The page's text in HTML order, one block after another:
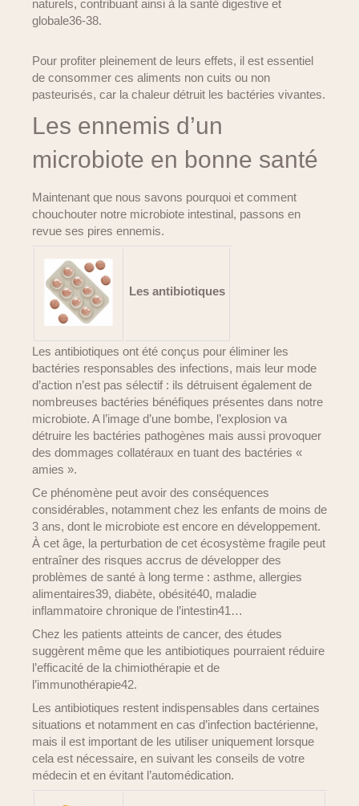
naturels, contribuant ainsi à la santé digestive et
globale36-38.
Pour profiter pleinement de leurs effets, il est essentiel
de consommer ces aliments non cuits ou non
pasteurisés, car la chaleur détruit les bactéries vivantes.
Les ennemis d’un
microbiote en bonne santé
Maintenant que nous savons pourquoi et comment
chouchouter notre microbiote intestinal, passons en
revue ses pires ennemis.
Les antibiotiques
Les antibiotiques ont été conçus pour éliminer les
bactéries responsables des infections, mais leur mode
d’action n’est pas sélectif : ils détruisent également de
nombreuses bactéries bénéfiques présentes dans notre
microbiote. A l’image d’une bombe, l’explosion va
détruire les bactéries pathogènes mais aussi provoquer
des dommages collatéraux en tuant des bactéries «
amies ».
Ce phénomène peut avoir des conséquences
considérables, notamment chez les enfants de moins de
3 ans, dont le microbiote est encore en développement.
À cet âge, la perturbation de cet écosystème fragile peut
entraîner des risques accrus de développer des
problèmes de santé à long terme : asthme, allergies
alimentaires39, diabète, obésité40, maladie
inflammatoire chronique de l’intestin41…
Chez les patients atteints de cancer, des études
suggèrent même que les antibiotiques pourraient réduire
l’efficacité de la chimiothérapie et de
l’immunothérapie42.
Les antibiotiques restent indispensables dans certaines
situations et notamment en cas d’infection bactérienne,
mais il est important de les utiliser uniquement lorsque
cela est nécessaire, en suivant les conseils de votre
médecin et en évitant l’automédication.